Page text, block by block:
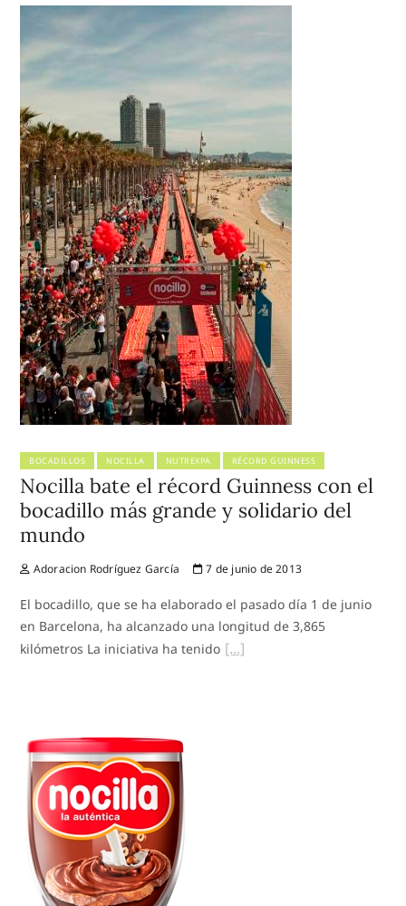
BOCADILLOS NOCILLA NUTREXPA RÉCORD GUINNESS
Nocilla bate el récord Guinness con el
bocadillo más grande y solidario del
mundo
Adoracion Rodríguez García 7 de junio de 2013
El bocadillo, que se ha elaborado el pasado día 1 de junio
en Barcelona, ha alcanzado una longitud de 3,865
kilómetros La iniciativa ha tenido